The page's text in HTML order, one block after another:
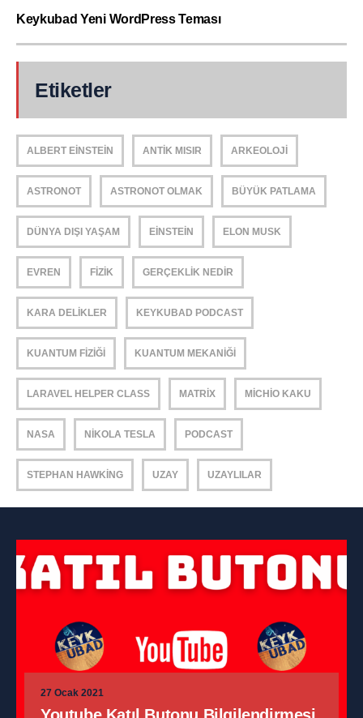
Keykubad Yeni WordPress Teması
Etiketler
ALBERT EINSTEIN ANTIK MISIR ARKEOLOJI
ASTRONOT ASTRONOT OLMAK BÜYÜK PATLAMA
DÜNYA DIŞI YAŞAM EINSTEIN ELON MUSK
EVREN FIZIK GERÇEKLIK NEDIR
KARA DELIKLER KEYKUBAD PODCAST
KUANTUM FIZIĞI KUANTUM MEKANIĞI
LARAVEL HELPER CLASS MATRIX MICHIO KAKU
NASA NIKOLA TESLA PODCAST
STEPHAN HAWKING UZAY UZAYLILAR
27 Ocak 2021